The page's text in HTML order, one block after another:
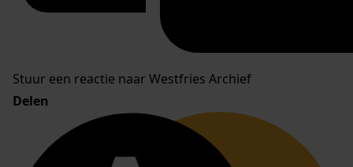
Stuur een reactie naar Westfries Archief
Delen